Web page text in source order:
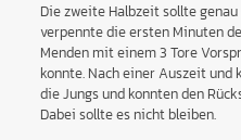
Die zweite Halbzeit sollte
verpennte die ersten Minuten
Menden mit einem 3 Tore
konnte. Nach einer Auszeit
die Jungs und konnten den
Dabei sollte es nicht bleiben.